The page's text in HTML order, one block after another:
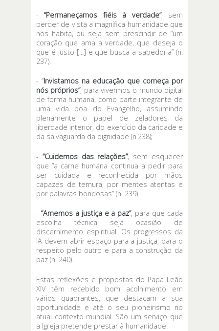
-“Permaneçamos fiéis à verdade”, sem
perder de vista a magnífica humanidade que
nos habita, ou seja sem prescindir de “um
coração que ama a verdade, que deseja o
que é justo [...] e que busca a sabedoria” (n.
237).
- “Invistamos na educação que começa por
nós próprios”, para vivermos o mundo digital
de forma humana, como parte integrante de
uma vida boa do Evangelho, assumindo
plenamente o papel de zeladores da
liberdade interior, do exercício da caridade e
da salvaguarda da dignidade (n.238);
- “Cuidemos das relações”, sem esquecer
que “a carne humana continua a pedir para
ser cuidada e reconhecida por mãos
capazes de ternura, por mentes atentas e
por palavras bondosas” (n. 239).
- “Amemos a justiça e a paz”, para que cada
escolha técnica seja ocasião de
discernimento espiritual. Os progressos da
IA devem abrir espaço para a justiça, para o
respeito pelo outro e para a construção da
paz (n. 240).
Estas reflexões e propostas do Papa Leão
XIV têm recebido bom acolhimento em
vários quadrantes, que destacam a sua
oportunidade e até o seu pioneirismo no
atual contexto mundial. São um serviço que
a Igreja pretende prestar à humanidade.